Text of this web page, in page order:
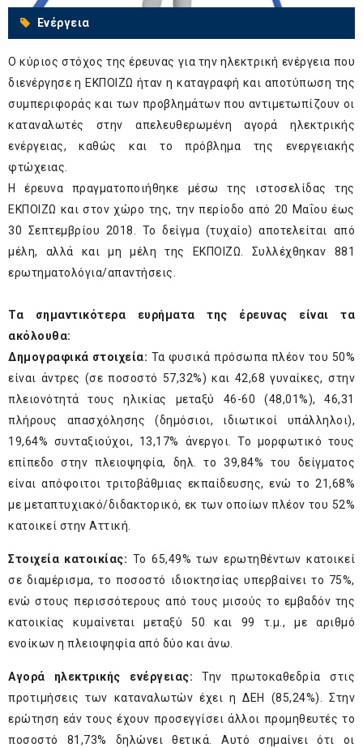
Ενέργεια
Ο κύριος στόχος της έρευνας για την ηλεκτρική ενέργεια που
διενέργησε η ΕΚΠΟΙΖΩ ήταν η καταγραφή και αποτύπωση της
συμπεριφοράς και των προβλημάτων που αντιμετωπίζουν οι
καταναλωτές στην απελευθερωμένη αγορά ηλεκτρικής
ενέργειας, καθώς και το πρόβλημα της ενεργειακής
φτώχειας.
Η έρευνα πραγματοποιήθηκε μέσω της ιστοσελίδας της
ΕΚΠΟΙΖΩ και στον χώρο της, την περίοδο από 20 Μαΐου έως
30 Σεπτεμβρίου 2018. Το δείγμα (τυχαίο) αποτελείται από
μέλη, αλλά και μη μέλη της ΕΚΠΟΙΖΩ. Συλλέχθηκαν 881
ερωτηματολόγια/απαντήσεις.
Τα σημαντικότερα ευρήματα της έρευνας είναι τα
ακόλουθα:
Δημογραφικά στοιχεία: Τα φυσικά πρόσωπα πλέον του 50%
είναι άντρες (σε ποσοστό 57,32%) και 42,68 γυναίκες, στην
πλειονότητά τους ηλικίας μεταξύ 46-60 (48,01%), 46,31
πλήρους απασχόλησης (δημόσιοι, ιδιωτικοί υπάλληλοι),
19,64% συνταξιούχοι, 13,17% άνεργοι. Το μορφωτικό τους
επίπεδο στην πλειοψηφία, δηλ. το 39,84% του δείγματος
είναι απόφοιτοι τριτοβάθμιας εκπαίδευσης, ενώ το 21,68%
με μεταπτυχιακό/διδακτορικό, εκ των οποίων πλέον του 52%
κατοικεί στην Αττική.
Στοιχεία κατοικίας: Το 65,49% των ερωτηθέντων κατοικεί
σε διαμέρισμα, το ποσοστό ιδιοκτησίας υπερβαίνει το 75%,
ενώ στους περισσότερους από τους μισούς το εμβαδόν της
κατοικίας κυμαίνεται μεταξύ 50 και 99 τ.μ., με αριθμό
ενοίκων η πλειοψηφία από δύο και άνω.
Αγορά ηλεκτρικής ενέργειας: Την πρωτοκαθεδρία στις
προτιμήσεις των καταναλωτών έχει η ΔΕΗ (85,24%). Στην
ερώτηση εάν τους έχουν προσεγγίσει άλλοι προμηθευτές το
ποσοστό 81,73% δηλώνει θετικά. Αυτό σημαίνει ότι οι